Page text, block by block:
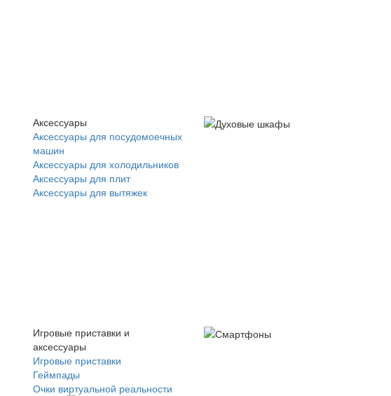
Аксессуары
Аксессуары для посудомоечных
машин
Аксессуары для холодильников
Аксессуары для плит
Аксессуары для вытяжек
Игровые приставки и
аксессуары
Игровые приставки
Геймпады
Очки виртуальной реальности